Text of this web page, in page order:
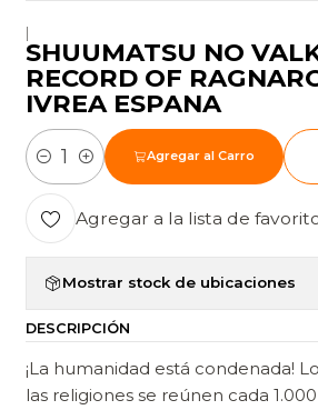
|
SHUUMATSU NO
RECORD OF
IVREA ESPANA
Cantidad
Agregar al Carro
Agregar a la lista de
Mostrar stock de ubicaciones
DESCRIPCIÓN
¡La humanidad está condenada!
las religiones se reúnen cada